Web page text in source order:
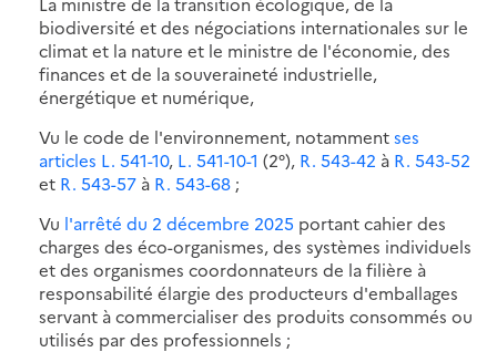
biodiversité et des négociations internationales sur le
climat et la nature et le ministre de l'économie, des
finances et de la souveraineté industrielle,
énergétique et numérique,
Vu le code de l'environnement, notammentses
articles L. 541-10, L. 541-10-1 (2°), R. 543-42 à R. 543-52
et R. 543-57 à R. 543-68 ;
Vu l'arrêté du 2 décembre 2025 portant cahier des
charges des éco-organismes, des systèmes individuels
et des organismes coordonnateurs de la filière à
responsabilité élargie des producteurs d'emballages
servant à commercialiser des produits consommés ou
utilisés par des professionnels ;